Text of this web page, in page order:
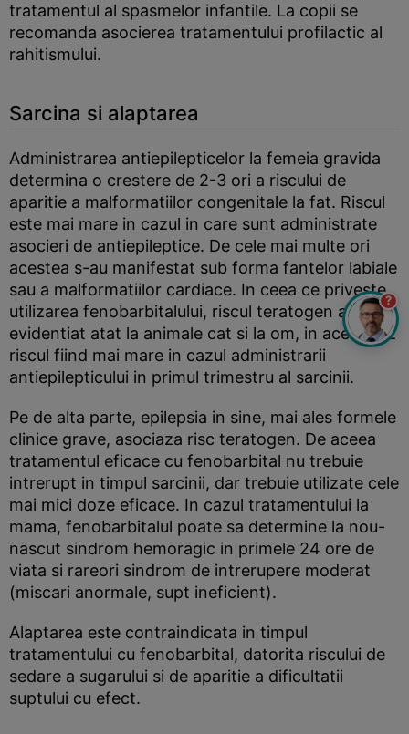
tratamentul al spasmelor infantile. La copii se
recomanda asocierea tratamentului profilactic al
rahitismului.
Sarcina si alaptarea
Administrarea antiepilepticelor la femeia gravida
determina o crestere de 2-3 ori a riscului de
aparitie a malformatiilor congenitale la fat. Riscul
este mai mare in cazul in care sunt administrate
asocieri de antiepileptice. De cele mai multe ori
acestea s-au manifestat sub forma fantelor labiale
sau a malformatiilor cardiace. In ceea ce priveste
utilizarea fenobarbitalului, riscul teratogen a fost
evidentiat atat la animale cat si la om, in acest caz
riscul fiind mai mare in cazul administrarii
antiepilepticului in primul trimestru al sarcinii.
Pe de alta parte, epilepsia in sine, mai ales formele
clinice grave, asociaza risc teratogen. De aceea
tratamentul eficace cu fenobarbital nu trebuie
intrerupt in timpul sarcinii, dar trebuie utilizate cele
mai mici doze eficace. In cazul tratamentului la
mama, fenobarbitalul poate sa determine la nou-
nascut sindrom hemoragic in primele 24 ore de
viata si rareori sindrom de intrerupere moderat
(miscari anormale, supt ineficient).
Alaptarea este contraindicata in timpul
tratamentului cu fenobarbital, datorita riscului de
sedare a sugarului si de aparitie a dificultatii
suptului cu efect.
?